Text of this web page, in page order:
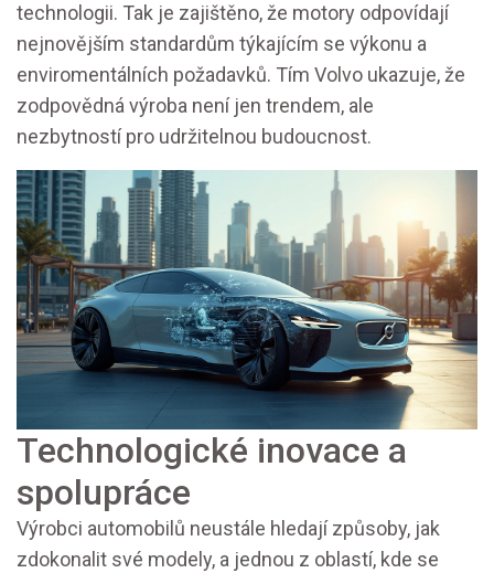
technologii. Tak je zajištěno, že motory odpovídají
nejnovějším standardům týkajícím se výkonu a
enviromentálních požadavků. Tím Volvo ukazuje, že
zodpovědná výroba není jen trendem, ale
nezbytností pro udržitelnou budoucnost.
Technologické inovace a
spolupráce
Výrobci automobilů neustále hledají způsoby, jak
zdokonalit své modely, a jednou z oblastí, kde se